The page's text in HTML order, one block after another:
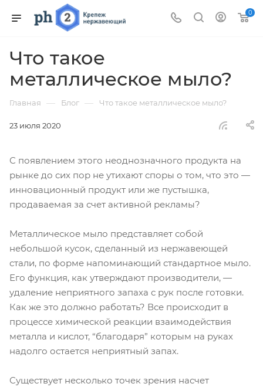
0
Что такое
металлическое мыло?
Главная — Блог — Что такое металлическое мыло?
23 июля 2020
С появлением этого неоднозначного продукта на
рынке до сих пор не утихают споры о том, что это —
инновационный продукт или же пустышка,
продаваемая за счет активной рекламы?
Металлическое мыло представляет собой
небольшой кусок, сделанный из нержавеющей
стали, по форме напоминающий стандартное мыло.
Его функция, как утверждают производители, —
удаление неприятного запаха с рук после готовки.
Как же это должно работать? Все происходит в
процессе химической реакции взаимодействия
металла и кислот, “благодаря” которым на руках
надолго остается неприятный запах.
Существует несколько точек зрения насчет